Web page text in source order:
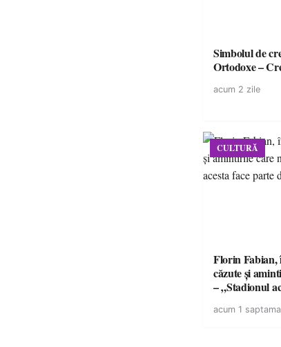
Simbolul de
Ortodoxe –
acum 2 zile
CULTURĂ
Florin
căzute și
– „Stadionul
acum 1